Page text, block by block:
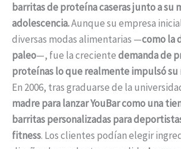
barritas de proteína caseras junto a su
adolescencia.Aunque su empresa
diversas modas alimentarias —como la
paleo—, fue la crecientedemanda de
proteínas lo que realmente impulsó su
En 2006, tras graduarse de la
madre para lanzar YouBar como una
barritas personalizadas para
fitness. Los clientes podían elegir